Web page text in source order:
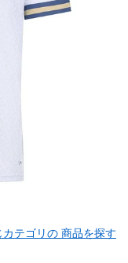
カテゴリの 商品を探す